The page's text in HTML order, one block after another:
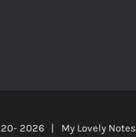
2026 | My Lovely Notes